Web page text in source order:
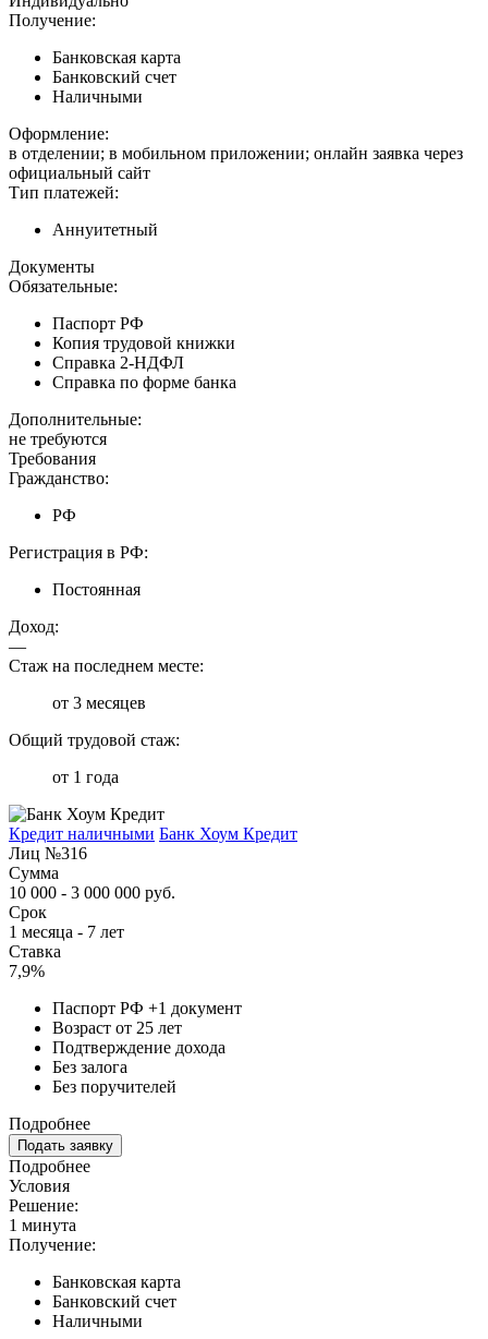
Получение:
Банковская карта
Банковский счет
Наличными
Оформление:
в отделении; в мобильном приложении; онлайн заявка через
официальный сайт
Тип платежей:
Аннуитетный
Документы
Обязательные:
Паспорт РФ
Копия трудовой книжки
Справка 2-НДФЛ
Справка по форме банка
Дополнительные:
не требуются
Требования
Гражданство:
РФ
Регистрация в РФ:
Постоянная
Доход:
—
Стаж на последнем месте:
от 3 месяцев
Общий трудовой стаж:
от 1 года
Кредит наличными Банк Хоум Кредит
Лиц №316
Сумма
10 000 - 3 000 000 руб.
Срок
1 месяца - 7 лет
Ставка
7,9%
Паспорт РФ +1 документ
Возраст от 25 лет
Подтверждение дохода
Без залога
Без поручителей
Подробнее
Подать заявку
Подробнее
Условия
Решение:
1 минута
Получение:
Банковская карта
Банковский счет
Наличными